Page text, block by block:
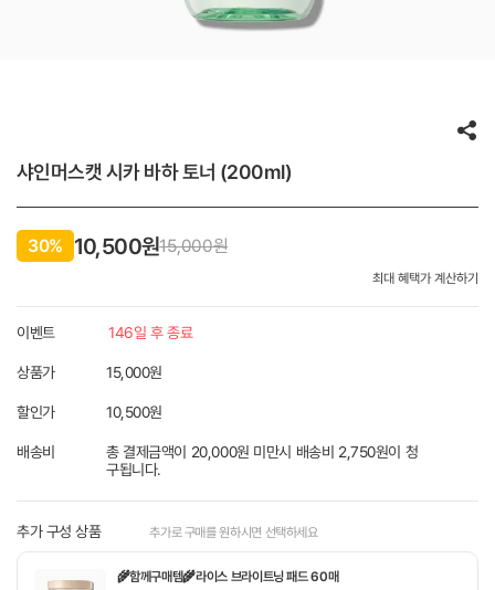
샤인머스캣 시카 바하 토너 (200ml)
최대 혜택가 계산하기
30% 10,500원15,000원
이벤트 146일 후 종료
상품가 15,000원
할인가 10,500원
배송비
총 결제금액이 20,000원 미만시 배송비 2,750원이 청
구됩니다.
추가 구성 상품 추가로 구매를 원하시면 선택하세요
🌾함께구매템🌾라이스 브라이트닝 패드 60매